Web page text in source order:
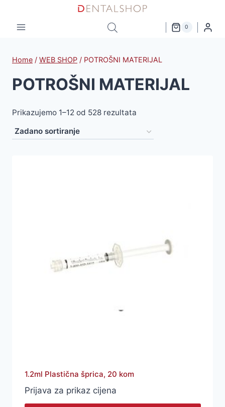
content
0
Home / WEB SHOP / POTROŠNI MATERIJAL
POTROŠNI MATERIJAL
Prikazujemo 1–12 od 528 rezultata
1.2ml Plastična šprica, 20 kom
Prijava za prikaz cijena